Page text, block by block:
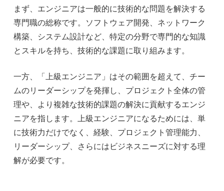
まず、エンジニアは一般的に技術的な問題を解決する
専門職の総称です。ソフトウェア開発、ネットワーク
構築、システム設計など、特定の分野で専門的な知識
とスキルを持ち、技術的な課題に取り組みます。
一方、「上級エンジニア」はその範囲を超えて、チー
ムのリーダーシップを発揮し、プロジェクト全体の管
理や、より複雑な技術的課題の解決に貢献するエンジ
ニアを指します。上級エンジニアになるためには、単
に技術力だけでなく、経験、プロジェクト管理能力、
リーダーシップ、さらにはビジネスニーズに対する理
解が必要です。